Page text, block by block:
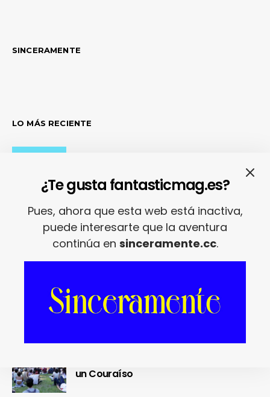
SINCERAMENTE
LO MÁS RECIENTE
Se cierra un pedazo de vida
OUR Fest 2024 convirtió a Ourense en
la capital del Cool Britannia
un Couraíso
¿Te gusta fantasticmag.es?
Pues, ahora que esta web está inactiva,
puede interesarte que la aventura
continúa en sinceramente.cc.